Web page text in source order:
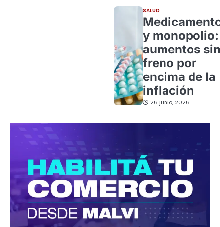
SALUD
y monopolio:
aumentos sin
freno por
encima de la
inflación
26 junio, 2026